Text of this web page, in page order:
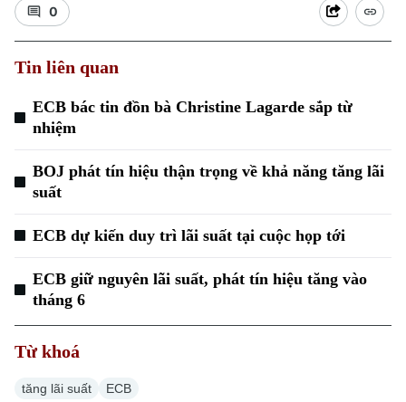
Chuyên mục
Thời sự
Hà Nội
0
Tin liên quan
ECB bác tin đồn bà Christine Lagarde sắp từ
nhiệm
BOJ phát tín hiệu thận trọng về khả năng tăng lãi
suất
ECB dự kiến duy trì lãi suất tại cuộc họp tới
ECB giữ nguyên lãi suất, phát tín hiệu tăng vào
tháng 6
Từ khoá
tăng lãi suất ECB